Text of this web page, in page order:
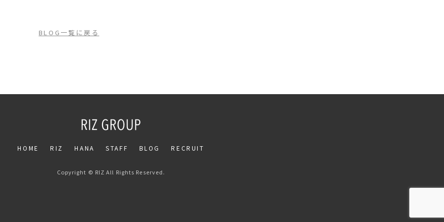
BLOG一覧に戻る
HOME RIZ HANA STAFF BLOG RECRUIT
Copyright © RIZ All Rights Reserved.